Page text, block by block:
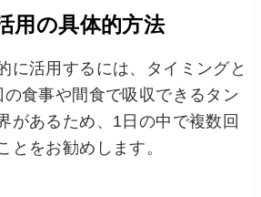
用の具体的方法
に活用するには、タイミングと
食事や間食で吸収できるタン
があるため、1日の中で複数回
とをお勧めします。